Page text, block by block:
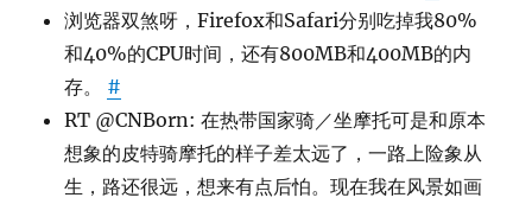
浏览器双煞呀，Firefox和Safari分别吃掉我80%
和40%的CPU时间，还有800MB和400MB的内
存。 #
RT @CNBorn: 在热带国家骑／坐摩托可是和原本
想象的皮特骑摩托的样子差太远了，一路上险象从
生，路还很远，想来有点后怕。现在我在风景如画